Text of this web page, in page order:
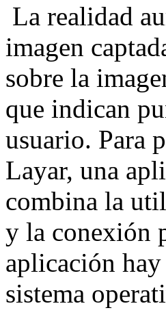
La realidad
imagen
sobre la
que indican
usuario. Para
Layar, una
combina la
y la conexión
aplicación
sistema